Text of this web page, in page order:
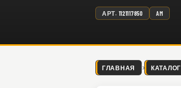
АРТ. 1121117850 AM
ГЛАВНАЯ КАТАЛОГ